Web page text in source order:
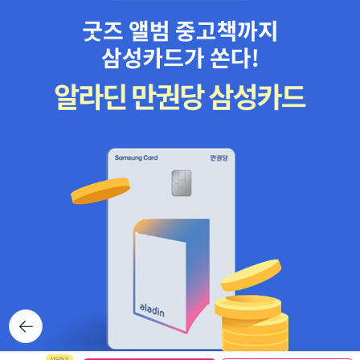
유럽의 보통법과는 달리 잉글랜드의 보통법은 프랑스 혁명에 의해 생
겨난 독점적인 입법의 사법체계에 대한 대안적인 본보기로서 근대성
이 훼손되지 않고 오늘날까지 이르렀다.(p251) <중세2 1000 ~ 120
0 : 성당, 기사, 도시의 시대> 中[그림] 봉건제도 (출처 : 위키백과) 라
틴족과 이민족이 설립한 왕국에서 카롤링거 왕조의 제국에 이르기까
하고 보편적인 규칙을 자신이 지배하는 영토 전체에 적용하지 않았
다. 그 결과 등장한 법적 다양성은 중세 법을 이해할 수 있는 가장 중
요한 특징이 되었다.(p233)... 중세의 법적 전통이 다양성을 지닌다
는 점은 단순히 국가가 다양한 법을 제정했다는 의미가 아니다. 당대
의 법에서 관찰할 수 있는 특징은 관습이 가장 중요한 위상을 지닌다
는 점이며, 이는 법제가 지역적 전통과 결합해 발전하는 원인이 되었
다.(p236) <중세1 476 ~1000 : 야만인, 그리스도교, 이슬람교도의
시대> 中3. 교회에 의한 보통법(Common law) 등장 다른 한편으
로, 게르만 민족에 의한 서유럽 지배는 성(聖)과 속(俗)의 분리를 가
져왔다. 세속적으로는 여러 나라로 나뉘어져 있었지만, 신앙으로 서
유럽인들은 하나의 왕국(王國)에 속한 형제자매들이었으며, 그 중심
프 에바 노르발의 이야기를 다룬 소설. 급 관심이 가지만. 가까운 곳에
도서관이 있다면 신청해서 읽어보고는 싶은 책. 누군
다 라고 말하게 되었다. 이를테면 어제 술자리는 '아무튼, 막걸리를 마
다. 사람과 주변을 살피면 아무튼 이야기가 넘쳐난다. 아무튼, 스웨터
는 스웨터로 많은 이야기를 풀어냈다고 하는데 왠지 재미있을 것 같
다. 그러니까 누구라도 '아무튼, 스웨터'라고 하면 생각나는 이야기가
하나씩 있지 않겠는가. 나는 그런데. 한국문학전집은.. 솔직히
말하자면 책을 읽고 싶다라는 마음과 멋진 표지때문에 책을 소장하고
싶다는 마음이 반반이다. 언제부터인가 책은. 읽기 위해 산다기보다
는 소장하기 위해 산다,는 말이 더 맞는 말이 되어버렸다. 물론 알쓸신
잡에서 김작가님이 책은 원래 사는 것이고, 산 책들 중에서 읽는 것이
다, 라는 말을 한 이후로 괜히 읽지 않고 책만 사대고 있는것에 대한
죄책감이 조금 줄어들기는 했지만말이다. 아무튼. - 역시 또 아무튼,
뒤로가
기